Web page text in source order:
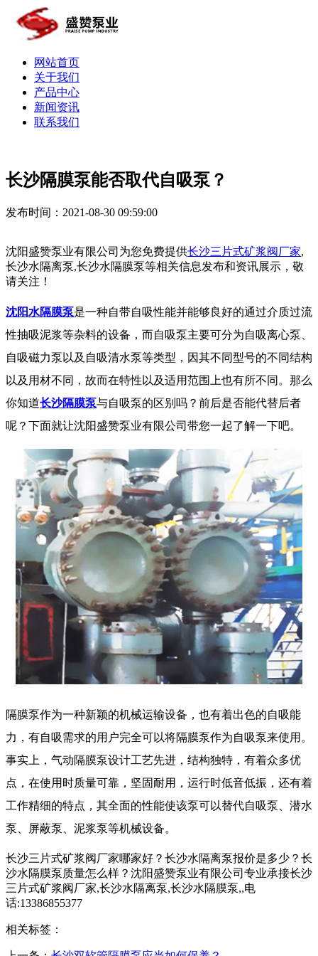
网站首页
关于我们
产品中心
新闻资讯
联系我们
长沙隔膜泵能否取代自吸泵？
发布时间：2021-08-30 09:59:00
沈阳盛赞泵业有限公司为您免费提供长沙三片式矿浆阀厂家,
长沙水隔离泵,长沙水隔膜泵等相关信息发布和资讯展示，敬
请关注！
沈阳水隔膜泵是一种自带自吸性能并能够良好的通过介质过流
性抽吸泥浆等杂料的设备，而自吸泵主要可分为自吸离心泵、
自吸磁力泵以及自吸清水泵等类型，因其不同型号的不同结构
以及用材不同，故而在特性以及适用范围上也有所不同。那么
你知道长沙隔膜泵与自吸泵的区别吗？前后是否能代替后者
呢？下面就让沈阳盛赞泵业有限公司带您一起了解一下吧。
隔膜泵作为一种新颖的机械运输设备，也有着出色的自吸能
力，有自吸需求的用户完全可以将隔膜泵作为自吸泵来使用。
事实上，气动隔膜泵设计工艺先进，结构独特，有着众多优
点，在使用时质量可靠，坚固耐用，运行时低音低振，还有着
工作精细的特点，其全面的性能使该泵可以替代自吸泵、潜水
泵、屏蔽泵、泥浆泵等机械设备。
长沙三片式矿浆阀厂家哪家好？长沙水隔离泵报价是多少？长
沙水隔膜泵质量怎么样？沈阳盛赞泵业有限公司专业承接长沙
三片式矿浆阀厂家,长沙水隔离泵,长沙水隔膜泵,,电
话:13386855377
相关标签：